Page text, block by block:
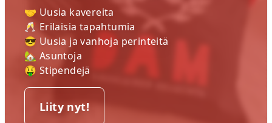
🤝 Uusia kavereita
🥂 Erilaisia tapahtumia
😎 Uusia ja vanhoja perinteitä
🏡 Asuntoja
🤑 Stipendejä
Liity nyt!